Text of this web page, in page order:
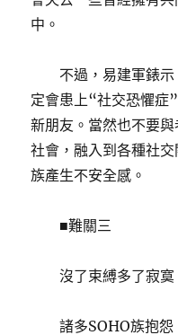
中。
不過，易建軍錶示
定會患上“社交恐懼症
新朋友。當然也不要
社會，融入到各種社
族產生不安全感。
■難關三
沒了束縛多了寂寞
諸多SOHO族抱怨